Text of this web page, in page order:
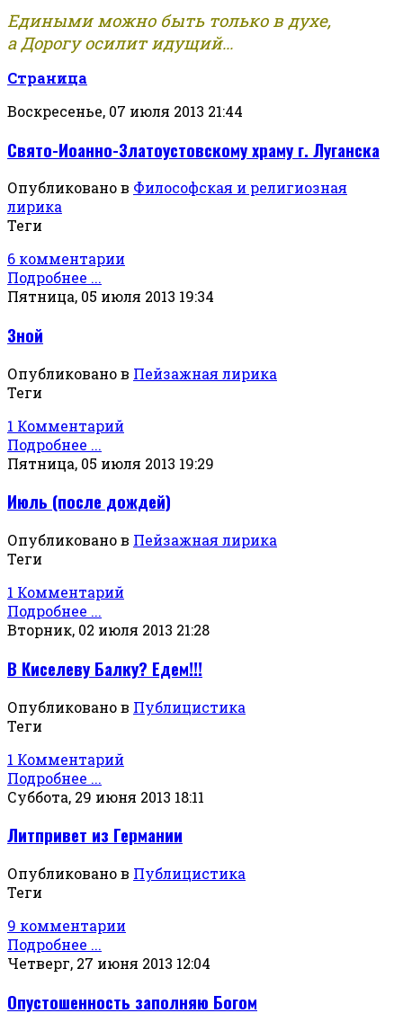
Едиными можно быть только в духе,
а Дорогу осилит идущий...
Страница
Воскресенье, 07 июля 2013 21:44
Свято-Иоанно-Златоустовскому храму г. Луганска
Опубликовано в Философская и религиозная
лирика
Теги
6 комментарии
Подробнее ...
Пятница, 05 июля 2013 19:34
Зной
Опубликовано в Пейзажная лирика
Теги
1 Комментарий
Подробнее ...
Пятница, 05 июля 2013 19:29
Июль (после дождей)
Опубликовано в Пейзажная лирика
Теги
1 Комментарий
Подробнее ...
Вторник, 02 июля 2013 21:28
В Киселеву Балку? Едем!!!
Опубликовано в Публицистика
Теги
1 Комментарий
Подробнее ...
Суббота, 29 июня 2013 18:11
Литпривет из Германии
Опубликовано в Публицистика
Теги
9 комментарии
Подробнее ...
Четверг, 27 июня 2013 12:04
Опустошенность заполняю Богом